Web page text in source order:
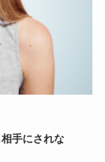
手にされな